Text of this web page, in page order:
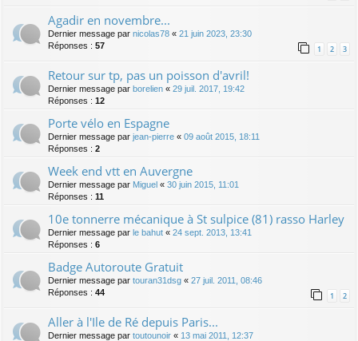
Agadir en novembre...
Dernier message par nicolas78 « 21 juin 2023, 23:30
Réponses : 57 1 2 3
Retour sur tp, pas un poisson d'avril!
Dernier message par borelien « 29 juil. 2017, 19:42
Réponses : 12
Porte vélo en Espagne
Dernier message par jean-pierre « 09 août 2015, 18:11
Réponses : 2
Week end vtt en Auvergne
Dernier message par Miguel « 30 juin 2015, 11:01
Réponses : 11
10e tonnerre mécanique à St sulpice (81) rasso Harley
Dernier message par le bahut « 24 sept. 2013, 13:41
Réponses : 6
Badge Autoroute Gratuit
Dernier message par touran31dsg « 27 juil. 2011, 08:46
Réponses : 44 1 2
Aller à l'Ile de Ré depuis Paris...
Dernier message par toutounoir « 13 mai 2011, 12:37